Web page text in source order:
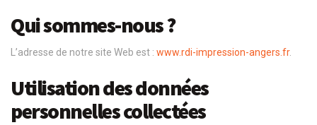
Qui sommes-nous ?
L’adresse de notre site Web est : www.rdi-impression-angers.fr.
Utilisation des données
personnelles collectées